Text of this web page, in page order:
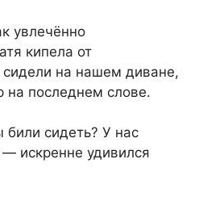
увлечённо
кипела от
на нашем диване,
на последнем слове.
сидеть? У нас
искренне удивился